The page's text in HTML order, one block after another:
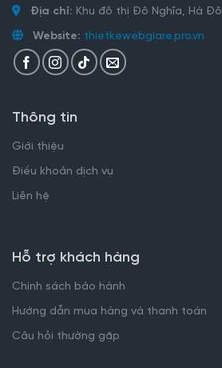
Địa chỉ: Khu đô thị Đô Nghĩa, Hà
Website: thietkewebgiare.pro.vn
Thông tin
Giới thiệu
Điều khoản dịch vụ
Liên hệ
Hỗ trợ khách hàng
Chính sách bảo hành
Hướng dẫn mua hàng và thanh toán
Câu hỏi thường gặp